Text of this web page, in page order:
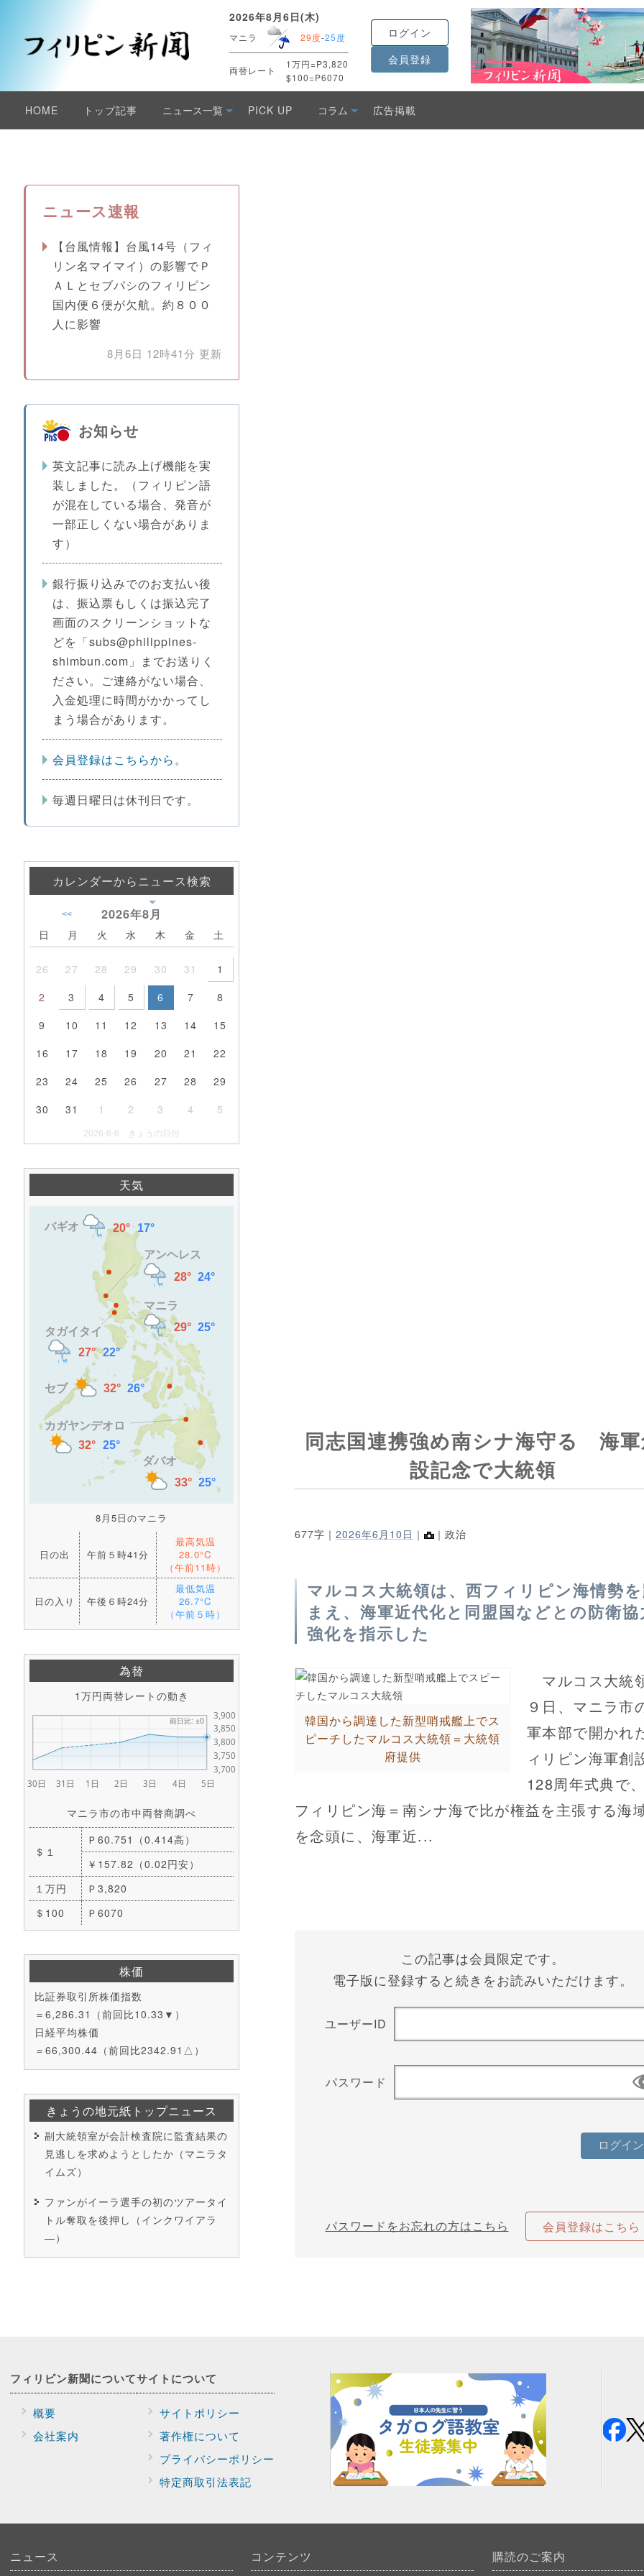
2026年8月6日(木)
マニラ 29度-25度
両替レート
1万円=P3,820
$100=P6070
ログイン
会員登録
HOME トップ記事 ニュース一覧 PICK UP コラム 広告掲載
ニュース速報
【台風情報】台風14号（フィ
リン名マイマイ）の影響でＰ
ＡＬとセブパシのフィリピン
国内便６便が欠航。約８００
人に影響
8月6日 12時41分 更新
お知らせ
英文記事に読み上げ機能を実
装しました。（フィリピン語
が混在している場合、発音が
一部正しくない場合がありま
す）
銀行振り込みでのお支払い後
は、振込票もしくは振込完了
画面のスクリーンショットな
どを「subs@philippines-
shimbun.com」までお送りく
ださい。ご連絡がない場合、
入金処理に時間がかかってし
まう場合があります。
会員登録はこちらから。
毎週日曜日は休刊日です。
カレンダーからニュース検索
2026年8月
<<
日 月 火 水 木 金 土
26 27 28 29 30 31
1
2
3 4 5 6 7
8
9
10 11 12 13 14
15
16
17 18 19 20 21
22
23
24 25 26 27 28
29
30
31 1 2 3 4 5
2026-8-6 きょうの日付
天気
8月5日のマニラ
日の出 午前５時41分
最高気温
28.0°C
（午前11時）
日の入り 午後６時24分
最低気温
26.7°C
（午前５時）
為替
1万円両替レートの動き
マニラ市の市中両替商調べ
＄１
Ｐ60.751（0.414高）
￥157.82（0.02円安）
１万円
Ｐ3,820
＄100
Ｐ6070
株価
比証券取引所株価指数
＝6,286.31（前回比10.33▼）
日経平均株価
＝66,300.44（前回比2342.91△）
きょうの地元紙トップニュース
副大統領室が会計検査院に監査結果の
見逃しを求めようとしたか（マニラタ
イムズ）
ファンがイーラ選手の初のツアータイ
トル奪取を後押し（インクワイアラ
―）
同志国連携強め南シナ海守る 海
設記念で大統領
677字｜ 2026年6月10日 ｜ ｜政治
マルコス大統領は、西フィリピン海情勢
まえ、海軍近代化と同盟国などとの防衛協
強化を指示した
韓国から調達した新型哨戒艦上でス
ピーチしたマルコス大統領＝大統領
府提供
マルコス大統
９日、マニラ市
軍本部で開かれ
ィリピン海軍創
128周年式典で
フィリピン海＝南シナ海で比が権益を主張する海
を念頭に、海軍近...
この記事は会員限定です。
電子版に登録すると続きをお読みいただけます。
ユーザーID
パスワード
パスワードをお忘れの方はこちら 会員登録はこちら
フィリピン新聞について
概要
会社案内
サイトについて
サイトポリシー
著作権について
プライバシーポリシー
特定商取引法表記
ニュース コンテンツ 購読のご案内